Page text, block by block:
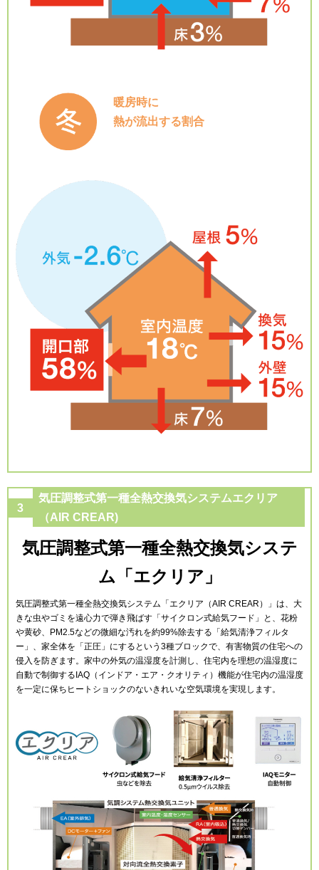
暖房時に
熱が流出する割合
3
気圧調整式第一種全熱交換気システムエクリア
（AIR CREAR)
気圧調整式第一種全熱交換気システ
ム「エクリア」
気圧調整式第一種全熱交換気システム「エクリア（AIR CREAR）」は、大
きな虫やゴミを遠心力で弾き飛ばす「サイクロン式給気フード」と、花粉
や黄砂、PM2.5などの微細な汚れを約99%除去する「給気清浄フィルタ
ー」、家全体を「正圧」にするという3種ブロックで、有害物質の住宅への
侵入を防ぎます。家中の外気の温湿度を計測し、住宅内を理想の温湿度に
自動で制御するIAQ（インドア・エア・クオリティ）機能が住宅内の温湿度
を一定に保ちヒートショックのないきれいな空気環境を実現します。